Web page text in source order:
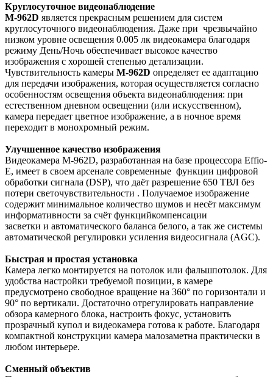
Круглосуточное видеонаблюдение
M-962D является прекрасным решением для систем
круглосуточного видеонаблюдения. Даже при чрезвычайно
низком уровне освещения 0.005 лк видеокамера благодаря
режиму День/Ночь обеспечивает высокое качество
изображения с хорошей степенью детализации.
Чувствительность камеры M-962D определяет ее адаптацию
для передачи изображения, которая осуществляется согласно
особенностям освещения объекта видеонаблюдения: при
естественном дневном освещении (или искусственном),
камера передает цветное изображение, а в ночное время
переходит в монохромный режим.
Улучшенное качество изображения
Видеокамера M-962D, разработанная на базе процессора Effio-
E, имеет в своем арсенале современные функции цифровой
обработки сигнала (DSP), что даёт разрешение 650 ТВЛ без
потери светочувствительности . Получаемое изображение
содержит минимальное количество шумов и несёт максимум
информативности за счёт функцийкомпенсации
засветки и автоматического баланса белого, а так же системы
автоматической регулировки усиления видеосигнала (AGC).
Быстрая и простая установка
Камера легко монтируется на потолок или фальшпотолок. Для
удобства настройки требуемой позиции, в камере
предусмотрено свободное вращение на 360° по горизонтали и
90° по вертикали. Достаточно отрегулировать направление
обзора камерного блока, настроить фокус, установить
прозрачный купол и видеокамера готова к работе. Благодаря
компактной конструкции камера малозаметна практически в
любом интерьере.
Сменный объектив